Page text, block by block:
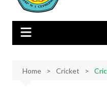
Home Cricket